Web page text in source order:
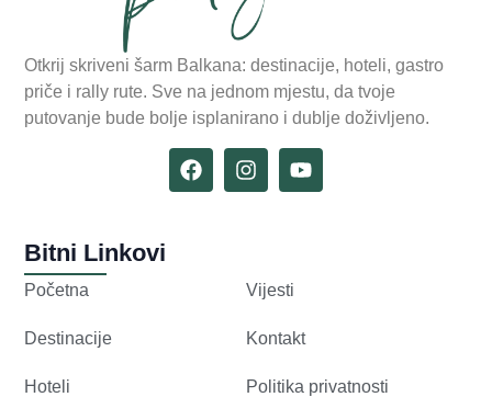
Otkrij skriveni šarm Balkana: destinacije, hoteli, gastro
priče i rally rute. Sve na jednom mjestu, da tvoje
putovanje bude bolje isplanirano i dublje doživljeno.
Bitni Linkovi
Početna
Destinacije
Hoteli
Vijesti
Kontakt
Politika privatnosti